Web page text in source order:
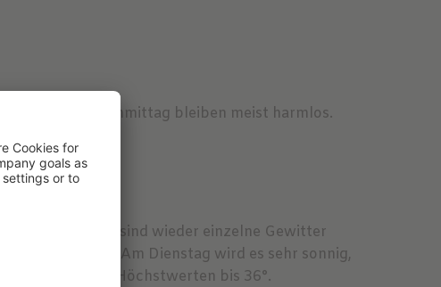
am Nachmittag bleiben meist harmlos.
und daraus sind wieder einzelne Gewitter
weiter.Am Dienstag wird es sehr sonnig,
mit Höchstwerten bis 36°.